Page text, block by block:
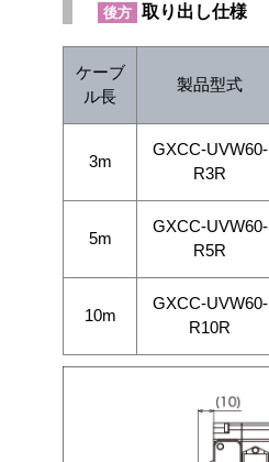
後方 取り出し仕様
ケーブ
ル長
製品型式
3m
GXCC-UVW60-
R3R
5m
GXCC-UVW60-
R5R
10m
GXCC-UVW60-
R10R